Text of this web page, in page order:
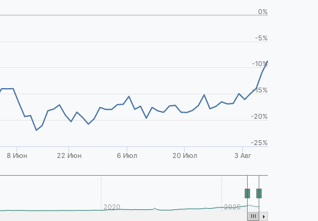
8 Июн 22 Июн 6 Июл 20 Июл 3 Авг
2020 2025
-25%
-20%
-15%
-10%
-5%
0%